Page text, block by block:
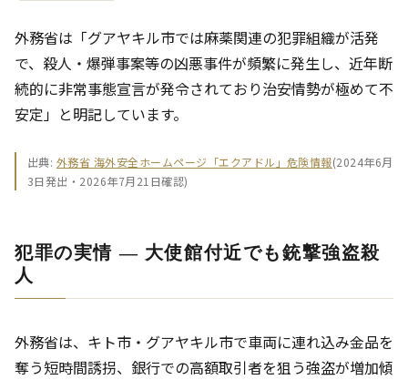
外務省は「グアヤキル市では麻薬関連の犯罪組織が活発
で、殺人・爆弾事案等の凶悪事件が頻繁に発生し、近年断
続的に非常事態宣言が発令されており治安情勢が極めて不
安定」と明記しています。
出典: 外務省 海外安全ホームページ「エクアドル」危険情報(2024年6月
3日発出・2026年7月21日確認)
犯罪の実情 ― 大使館付近でも銃撃強盗殺
人
外務省は、キト市・グアヤキル市で車両に連れ込み金品を
奪う短時間誘拐、銀行での高額取引者を狙う強盗が増加傾